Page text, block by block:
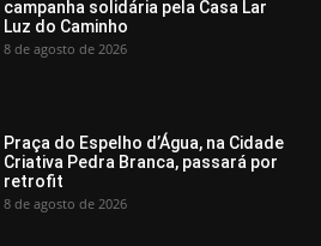
campanha solidária pela Casa Lar
Luz do Caminho
8 de agosto de 2026
Praça do Espelho d’Água, na Cidade
Criativa Pedra Branca, passará por
retrofit
8 de agosto de 2026